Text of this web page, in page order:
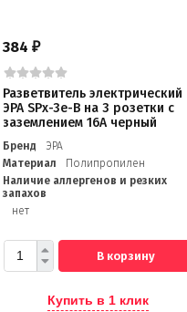
384₽
Разветвитель электрический
ЭРА SPx-3e-B на 3 розетки с
заземлением 16А черный
Бренд
ЭРА
Материал
Полипропилен
Наличие аллергенов и резких
запахов
нет
В корзину
Купить в 1 клик